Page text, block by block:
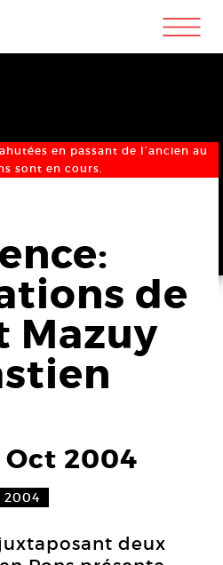
m
en passant de l’ancien au
sont en cours.
de
Mazuy
Oct 2004
2004
deux